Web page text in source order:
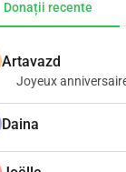
Donații recente
Artavazd
Joyeux
Daina